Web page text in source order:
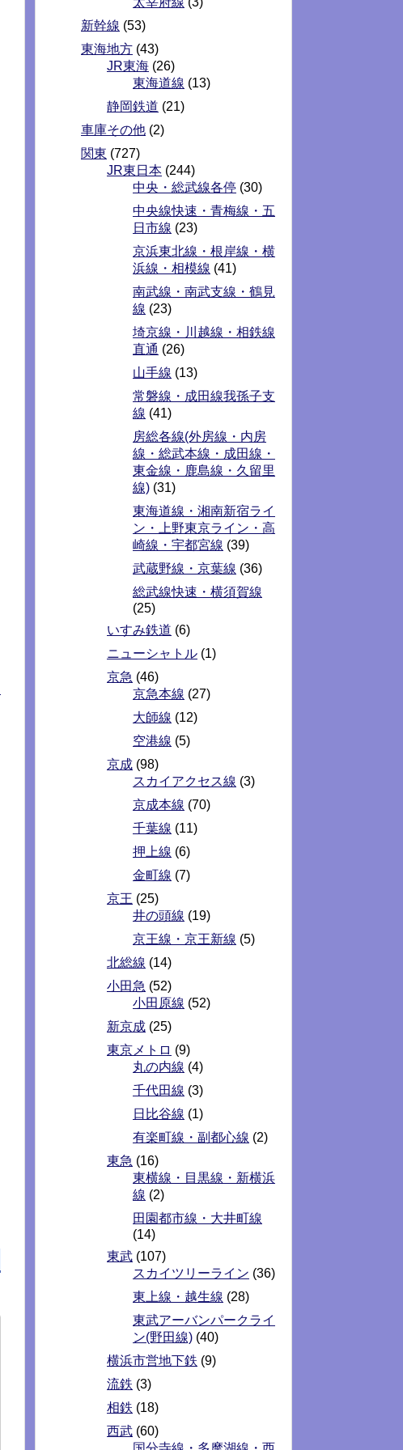
新幹線 (53)
東海地方 (43)
JR東海 (26)
東海道線 (13)
静岡鉄道 (21)
車庫その他 (2)
関東 (727)
JR東日本 (244)
中央・総武線各停 (30)
中央線快速・青梅線・五
日市線 (23)
京浜東北線・根岸線・横
浜線・相模線 (41)
南武線・南武支線・鶴見
線 (23)
埼京線・川越線・相鉄線
直通 (26)
山手線 (13)
常磐線・成田線我孫子支
線 (41)
房総各線(外房線・内房
線・総武本線・成田線・
東金線・鹿島線・久留里
線) (31)
東海道線・湘南新宿ライ
ン・上野東京ライン・高
崎線・宇都宮線 (39)
武蔵野線・京葉線 (36)
総武線快速・横須賀線
(25)
いすみ鉄道 (6)
ニューシャトル (1)
京急 (46)
京急本線 (27)
大師線 (12)
空港線 (5)
京成 (98)
スカイアクセス線 (3)
京成本線 (70)
千葉線 (11)
押上線 (6)
金町線 (7)
京王 (25)
井の頭線 (19)
京王線・京王新線 (5)
北総線 (14)
小田急 (52)
小田原線 (52)
新京成 (25)
東京メトロ (9)
丸の内線 (4)
千代田線 (3)
日比谷線 (1)
有楽町線・副都心線 (2)
東急 (16)
東横線・目黒線・新横浜
線 (2)
田園都市線・大井町線
(14)
東武 (107)
スカイツリーライン (36)
東上線・越生線 (28)
東武アーバンパークライ
ン(野田線) (40)
横浜市営地下鉄 (9)
流鉄 (3)
相鉄 (18)
西武 (60)